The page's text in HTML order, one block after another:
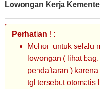
Lowongan Kerja
Perhatian ! :
Mohon untuk selalu
lowongan ( lihat
pendaftaran )
tgl tersebut otomatis